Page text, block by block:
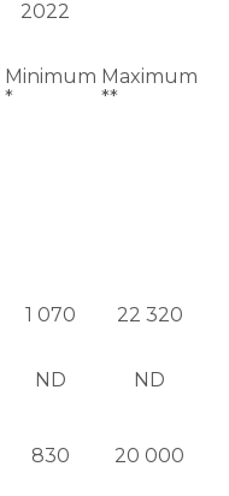
2022
Minimum
*
Maximum
**
1 070 22 320
ND ND
830 20 000